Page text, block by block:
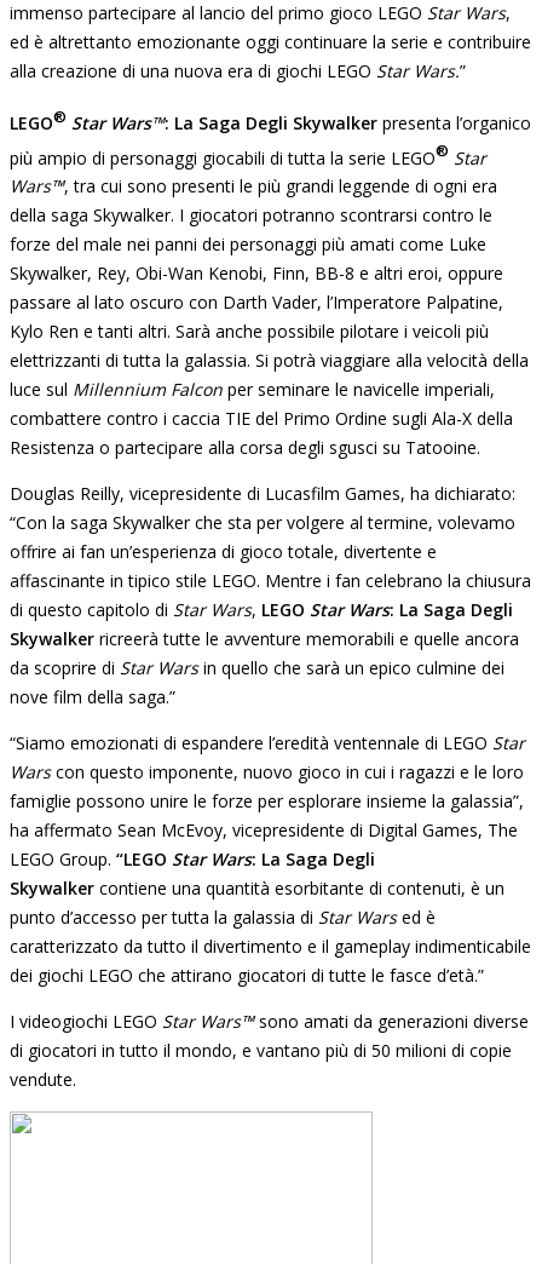
immenso partecipare al lancio del primo gioco LEGO Star Wars,
ed è altrettanto emozionante oggi continuare la serie e contribuire
alla creazione di una nuova era di giochi LEGO Star Wars.”
LEGO® Star Wars™: La Saga Degli Skywalker presenta l’organico
più ampio di personaggi giocabili di tutta la serie LEGO® Star
Wars™, tra cui sono presenti le più grandi leggende di ogni era
della saga Skywalker. I giocatori potranno scontrarsi contro le
forze del male nei panni dei personaggi più amati come Luke
Skywalker, Rey, Obi-Wan Kenobi, Finn, BB-8 e altri eroi, oppure
passare al lato oscuro con Darth Vader, l’Imperatore Palpatine,
Kylo Ren e tanti altri. Sarà anche possibile pilotare i veicoli più
elettrizzanti di tutta la galassia. Si potrà viaggiare alla velocità della
luce sul Millennium Falcon per seminare le navicelle imperiali,
combattere contro i caccia TIE del Primo Ordine sugli Ala-X della
Resistenza o partecipare alla corsa degli sgusci su Tatooine.
Douglas Reilly, vicepresidente di Lucasfilm Games, ha dichiarato:
“Con la saga Skywalker che sta per volgere al termine, volevamo
offrire ai fan un’esperienza di gioco totale, divertente e
affascinante in tipico stile LEGO. Mentre i fan celebrano la chiusura
di questo capitolo di Star Wars, LEGO Star Wars: La Saga Degli
Skywalker ricreerà tutte le avventure memorabili e quelle ancora
da scoprire di Star Warsin quello che sarà un epico culmine dei
nove film della saga.”
“Siamo emozionati di espandere l’eredità ventennale di LEGO Star
Warscon questo imponente, nuovo gioco in cui i ragazzi e le loro
famiglie possono unire le forze per esplorare insieme la galassia”,
ha affermato Sean McEvoy, vicepresidente di Digital Games, The
LEGO Group. “LEGO Star Wars: La Saga Degli
Skywalker contiene una quantità esorbitante di contenuti, è un
punto d’accesso per tutta la galassia di Star Warsed è
caratterizzato da tutto il divertimento e il gameplay indimenticabile
dei giochi LEGO che attirano giocatori di tutte le fasce d’età.”
I videogiochi LEGO Star Wars™sono amati da generazioni diverse
di giocatori in tutto il mondo, e vantano più di 50 milioni di copie
vendute.